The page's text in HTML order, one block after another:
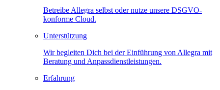
Betreibe Allegra selbst oder nutze unsere DSGVO-
konforme Cloud.
Unterstützung
Wir begleiten Dich bei der Einführung von Allegra mit
Beratung und Anpassdienstleistungen.
Erfahrung